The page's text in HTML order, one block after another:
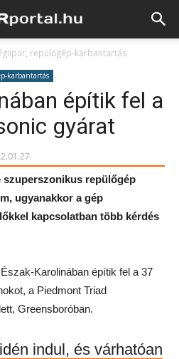
repülőgép-karbantartás
karbantartás
építik fel a
gyárat
repülőgép
ugyanakkor a gép
kapcsolatban több kérdés
Karolinában építik fel a 37
a Piedmont Triad
Greensboróban.
indul, és várhatóan